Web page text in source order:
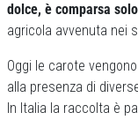
dolce, è comparsa
agricola avvenuta nei
Oggi le carote vengono
alla presenza di
In Italia la raccolta è